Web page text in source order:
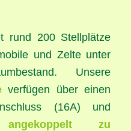
rund 200 Stellplätze
und Zelte unter
Unsere
verfügen über einen
(16A) und
angekoppelt zu